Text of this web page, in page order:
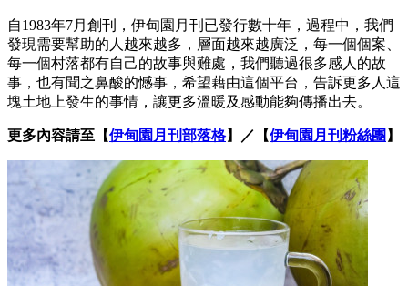
自1983年7月創刊，伊甸園月刊已發行數十年，過程中，我們
發現需要幫助的人越來越多，層面越來越廣泛，每一個個案、
每一個村落都有自己的故事與難處，我們聽過很多感人的故
事，也有聞之鼻酸的憾事，希望藉由這個平台，告訴更多人這
塊土地上發生的事情，讓更多溫暖及感動能夠傳播出去。
更多內容請至【伊甸園月刊部落格】／【伊甸園月刊粉絲團 】